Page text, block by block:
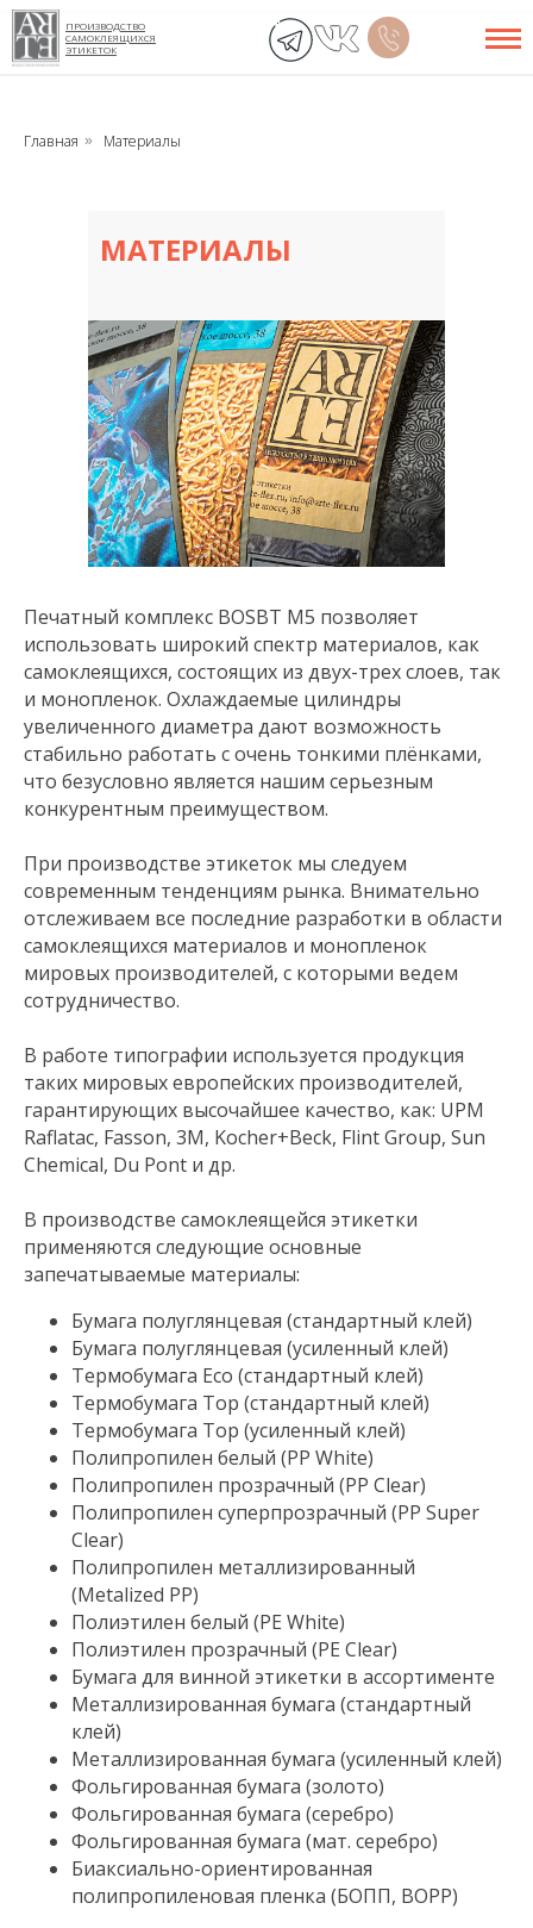
ПРОИЗВОДСТВО
САМОКЛЕЯЩИХСЯ
ЭТИКЕТОК
Главная » Материалы
МАТЕРИАЛЫ
Печатный комплекс BOSBT M5 позволяет
использовать широкий спектр материалов, как
самоклеящихся, состоящих из двух-трех слоев, так
и монопленок. Охлаждаемые цилиндры
увеличенного диаметра дают возможность
стабильно работать с очень тонкими плёнками,
что безусловно является нашим серьезным
конкурентным преимуществом.
При производстве этикеток мы следуем
современным тенденциям рынка. Внимательно
отслеживаем все последние разработки в области
самоклеящихся материалов и монопленок
мировых производителей, с которыми ведем
сотрудничество.
В работе типографии используется продукция
таких мировых европейских производителей,
гарантирующих высочайшее качество, как: UPM
Raflatac, Fasson, 3M, Kocher+Beck, Flint Group, Sun
Chemical, Du Pont и др.
В производстве самоклеящейся этикетки
применяются следующие основные
запечатываемые материалы:
Бумага полуглянцевая (стандартный клей)
Бумага полуглянцевая (усиленный клей)
Термобумага Eco (стандартный клей)
Термобумага Top (стандартный клей)
Термобумага Top (усиленный клей)
Полипропилен белый (PP White)
Полипропилен прозрачный (PP Clear)
Полипропилен суперпрозрачный (PP Super
Clear)
Полипропилен металлизированный
(Metalized PP)
Полиэтилен белый (PE White)
Полиэтилен прозрачный (PE Clear)
Бумага для винной этикетки в ассортименте
Металлизированная бумага (стандартный
клей)
Металлизированная бумага (усиленный клей)
Фольгированная бумага (золото)
Фольгированная бумага (серебро)
Фольгированная бумага (мат. серебро)
Биаксиально-ориентированная
полипропиленовая пленка (БОПП, BOPP)